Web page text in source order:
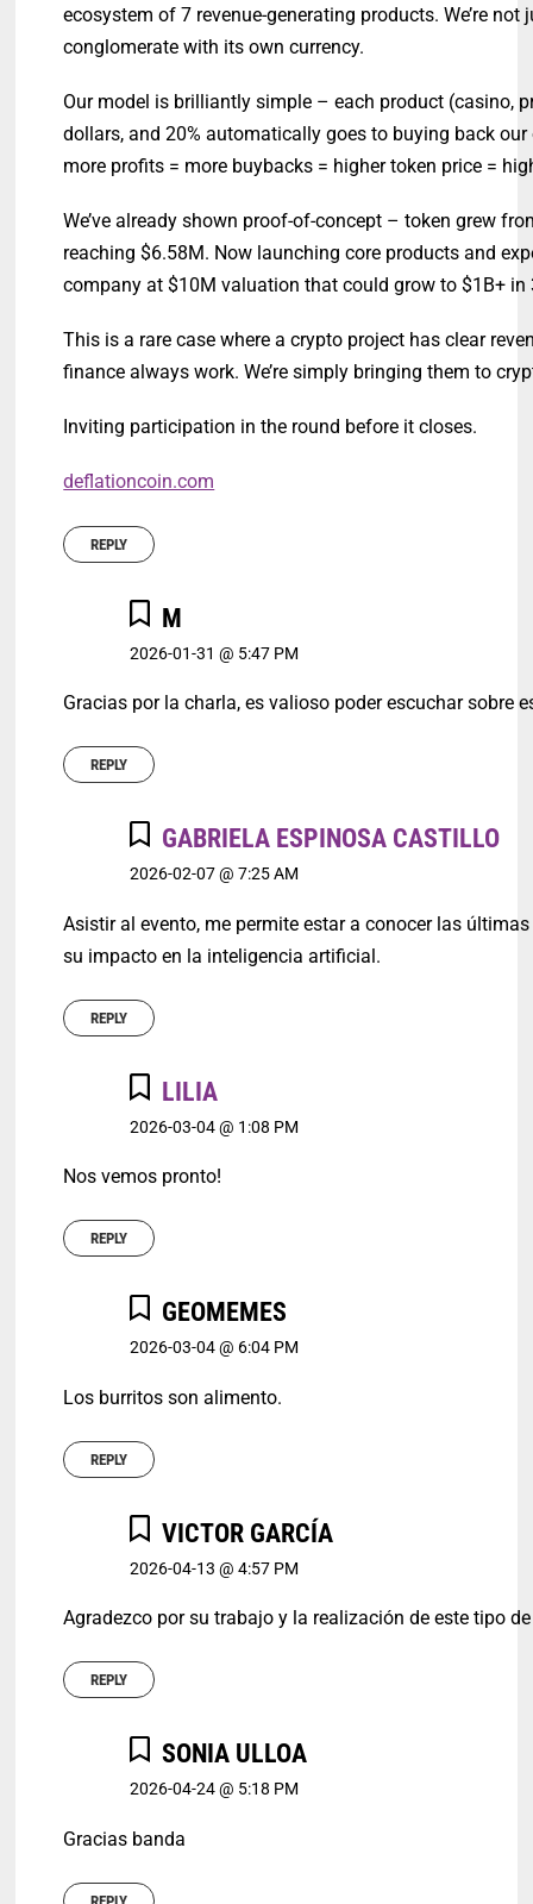
ecosystem of 7 revenue-generating products. We’re
conglomerate with its own currency.
Our model is brilliantly simple – each product (casino,
dollars, and 20% automatically goes to buying back
more profits = more buybacks = higher token price =
We’ve already shown proof-of-concept – token grew
reaching $6.58M. Now launching core products and
company at $10M valuation that could grow to $1B+ in
This is a rare case where a crypto project has clear
finance always work. We’re simply bringing them to
Inviting participation in the round before it closes.
deflationcoin.com
REPLY
M
2026-01-31 @ 5:47 PM
Gracias por la charla, es valioso poder escuchar sobre
REPLY
GABRIELA ESPINOSA CASTILLO
2026-02-07 @ 7:25 AM
Asistir al evento, me permite estar a conocer las
su impacto en la inteligencia artificial.
REPLY
LILIA
2026-03-04 @ 1:08 PM
Nos vemos pronto!
REPLY
GEOMEMES
2026-03-04 @ 6:04 PM
Los burritos son alimento.
REPLY
VICTOR GARCÍA
2026-04-13 @ 4:57 PM
Agradezco por su trabajo y la realización de este tipo
REPLY
SONIA ULLOA
2026-04-24 @ 5:18 PM
Gracias banda